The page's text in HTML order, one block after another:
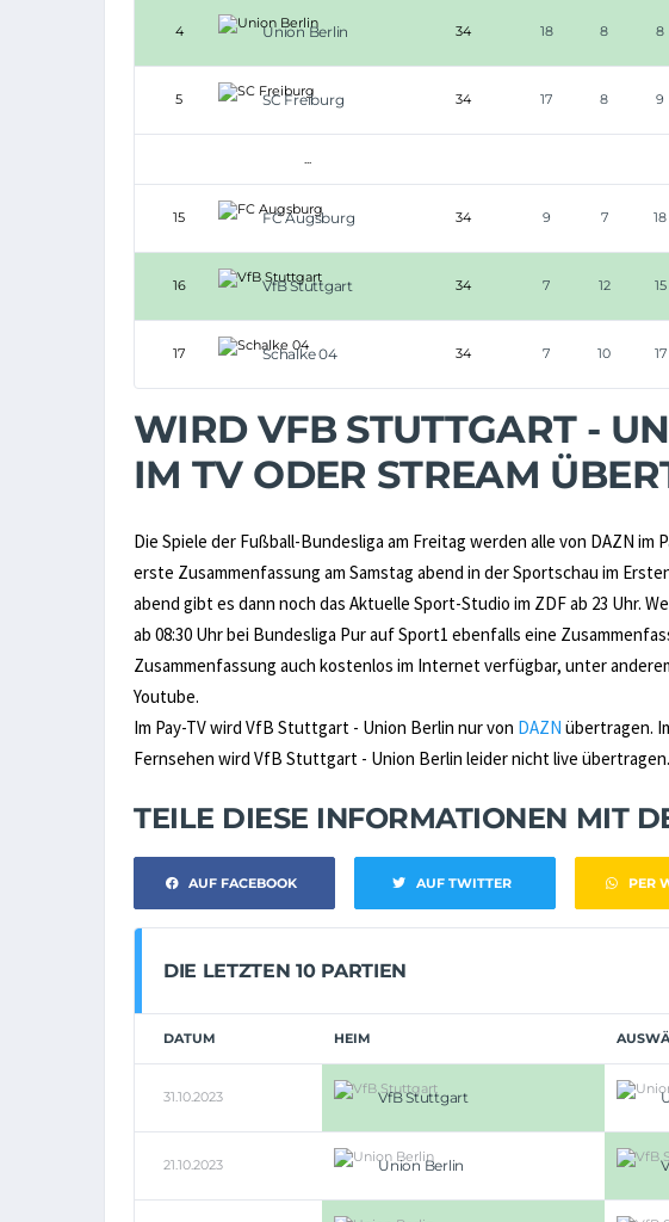
4 Union Berlin 34 18 8 8
5 SC Freiburg 34 17 8 9
...
15 FC Augsburg 34 9 7 18
16 VfB Stuttgart 34 7 12 15
17 Schalke 04 34 7 10 17
WIRD VFB STUTTGART -
IM TV ODER STREAM
Die Spiele der Fußball-Bundesliga am Freitag werden alle von DAZN im
erste Zusammenfassung am Samstag abend in der Sportschau im
abend gibt es dann noch das Aktuelle Sport-Studio im ZDF ab 23 Uhr.
ab 08:30 Uhr bei Bundesliga Pur auf Sport1 ebenfalls eine
Zusammenfassung auch kostenlos im Internet verfügbar, unter
Youtube.
Im Pay-TV wird VfB Stuttgart - Union Berlin nur von DAZN übertragen.
Fernsehen wird VfB Stuttgart - Union Berlin leider nicht live übertragen.
TEILE DIESE INFORMATIONEN MIT
AUF FACEBOOK AUF TWITTER PER
DIE LETZTEN 10 PARTIEN
DATUM HEIM
31.10.2023 VfB Stuttgart
21.10.2023 Union Berlin